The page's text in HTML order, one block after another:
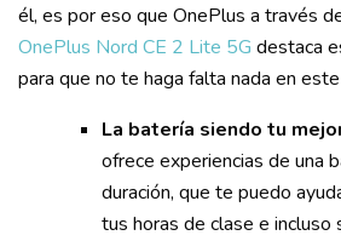
él, es por eso que OnePlus a través
OnePlus Nord CE 2 Lite 5G destaca
para que no te haga falta nada en
La batería siendo tu
ofrece experiencias de una
duración, que te puedo
tus horas de clase e incluso